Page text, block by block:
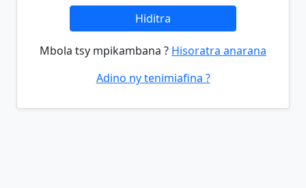
Hiditra
Mbola tsy mpikambana ? Hisoratra anarana
Adino ny tenimiafina ?